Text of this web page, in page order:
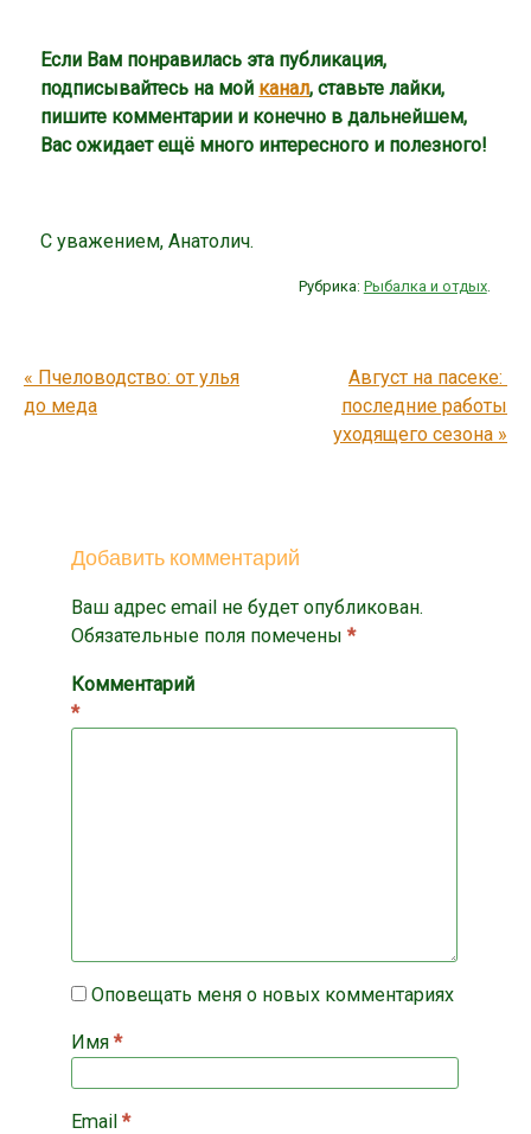
Если Вам понравилась эта публикация,
подписывайтесь на мой канал, ставьте лайки,
пишите комментарии и конечно в дальнейшем,
Вас ожидает ещё много интересного и полезного!
С уважением, Анатолич.
Рубрика: Рыбалка и отдых.
Post navigation
« Пчеловодство: от улья
до меда
Август на пасеке:
последние работы
уходящего сезона »
Добавить комментарий
Ваш адрес email не будет опубликован.
Обязательные поля помечены *
Комментарий
*
Оповещать меня о новых комментариях
Имя *
Email *